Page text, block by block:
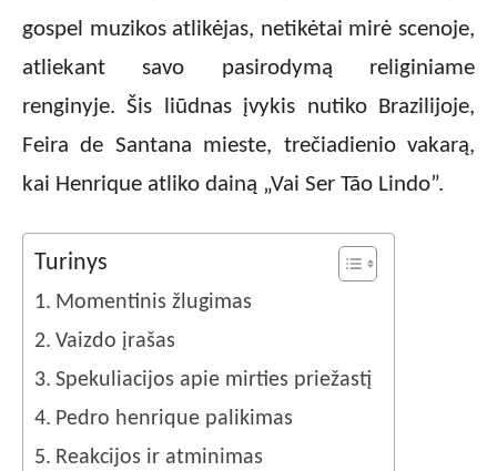
gospel muzikos atlikėjas, netikėtai mirė scenoje,
atliekant savo pasirodymą religiniame
renginyje. Šis liūdnas įvykis nutiko Brazilijoje,
Feira de Santana mieste, trečiadienio vakarą,
kai Henrique atliko dainą „Vai Ser Tão Lindo”.
Turinys
Momentinis žlugimas
Vaizdo įrašas
Spekuliacijos apie mirties priežastį
Pedro henrique palikimas
Reakcijos ir atminimas